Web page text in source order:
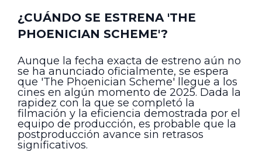
¿CUÁNDO SE ESTRENA 'THE
PHOENICIAN SCHEME'?
Aunque la fecha exacta de estreno aún no
se ha anunciado oficialmente, se espera
que 'The Phoenician Scheme' llegue a los
cines en algún momento de 2025. Dada la
rapidez con la que se completó la
filmación y la eficiencia demostrada por el
equipo de producción, es probable que la
postproducción avance sin retrasos
significativos.